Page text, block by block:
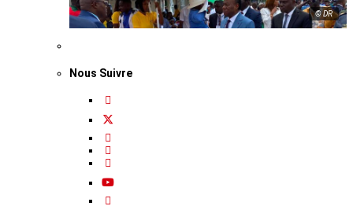
© DR
Nous Suivre